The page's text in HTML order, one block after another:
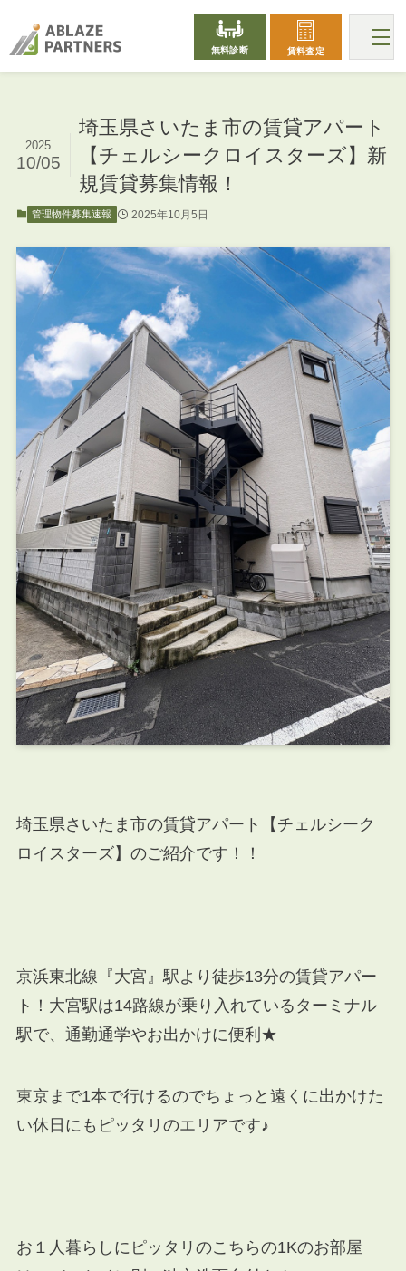
無料診断 賃料査定
埼玉県さいたま市の賃貸アパート
【チェルシークロイスターズ】新
規賃貸募集情報！
2025
10/05
管理物件募集速報 2025年10月5日
埼玉県さいたま市の賃貸アパート【チェルシーク
ロイスターズ】のご紹介です！！
京浜東北線『大宮』駅より徒歩13分の賃貸アパー
ト！大宮駅は14路線が乗り入れているターミナル
駅で、通勤通学やお出かけに便利★
東京まで1本で行けるのでちょっと遠くに出かけた
い休日にもピッタリのエリアです♪
お１人暮らしにピッタリのこちらの1Kのお部屋